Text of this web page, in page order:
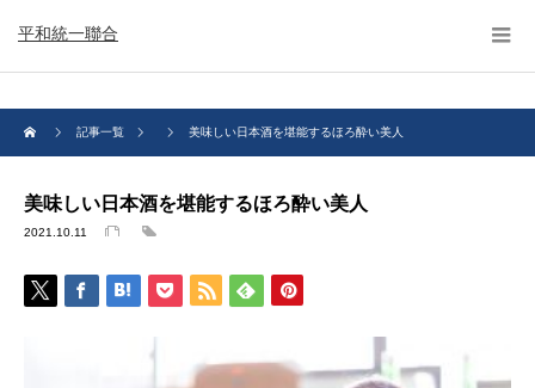
平和統一聯合
記事一覧 美味しい日本酒を堪能するほろ酔い美人
美味しい日本酒を堪能するほろ酔い美人
2021.10.11